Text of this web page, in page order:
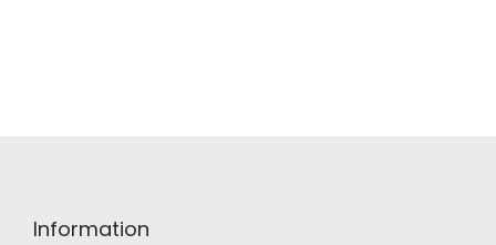
Information